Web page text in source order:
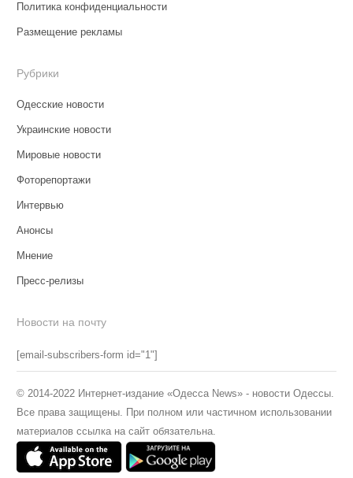
Политика конфиденциальности
Размещение рекламы
Рубрики
Одесские новости
Украинские новости
Мировые новости
Фоторепортажи
Интервью
Анонсы
Мнение
Пресс-релизы
Новости на почту
[email-subscribers-form id="1"]
© 2014-2022 Интернет-издание «Одесса News» - новости Одессы.
Все права защищены. При полном или частичном использовании
материалов ссылка на сайт обязательна.